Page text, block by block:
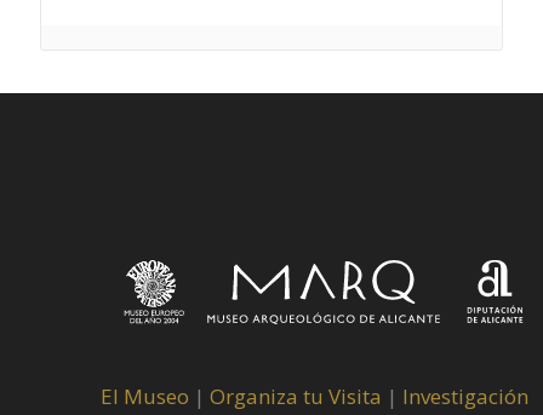
El Museo | Organiza tu Visita | Investigación